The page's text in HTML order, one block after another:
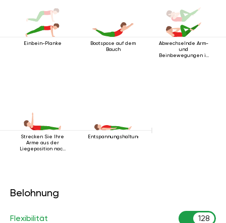
Einbein-Planke
Bootspose auf dem
Bauch
Abwechselnde Arm-
und
Beinbewegungen in
Strecken Sie Ihre
Arme aus der
Liegeposition nach
Entspannungshaltung
Belohnung
Flexibilität 128